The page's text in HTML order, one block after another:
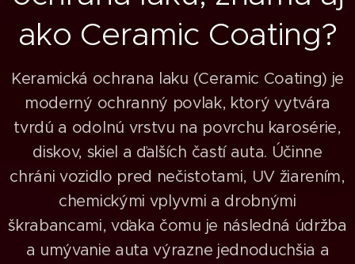
ako Ceramic Coating?
Keramická ochrana laku (Ceramic Coating) je
moderný ochranný povlak, ktorý vytvára
tvrdú a odolnú vrstvu na povrchu karosérie,
diskov, skiel a ďalších častí auta. Účinne
chráni vozidlo pred nečistotami, UV žiarením,
chemickými vplyvmi a drobnými
škrabancami, vďaka čomu je následná údržba
a umývanie auta výrazne jednoduchšia a